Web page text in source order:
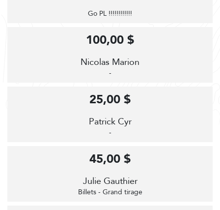
Go PL !!!!!!!!!!!!
Nicolas Marion
-
100,00 $
Patrick Cyr
-
25,00 $
Julie Gauthier
Billets - Grand tirage
45,00 $